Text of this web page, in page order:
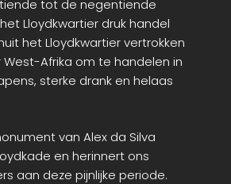
tot de negentiende
Lloydkwartier druk handel
het Lloydkwartier vertrokken
Afrika om te handelen in
sterke drank en helaas
van Alex da Silva
en herinnert ons
aan deze pijnlijke periode.